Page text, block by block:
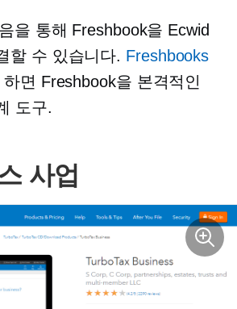
을 통해 Freshbook을 Ecwid
할 수 있습니다. Freshbooks
면 Freshbook을 본격적인
도구.
사업